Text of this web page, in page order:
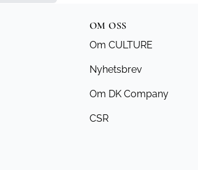
OM OSS
Om CULTURE
Nyhetsbrev
Om DK Company
CSR